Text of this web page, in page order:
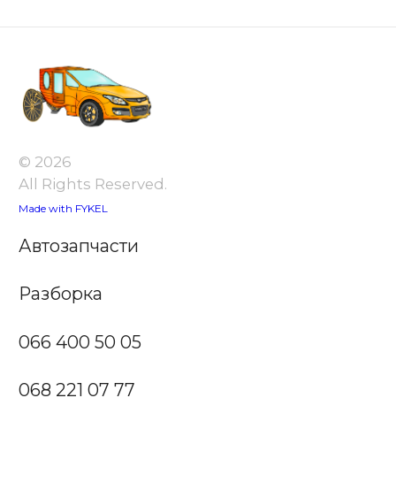
© 2026
All Rights Reserved.
Made with FYKEL
Автозапчасти
Разборка
066 400 50 05
068 221 07 77